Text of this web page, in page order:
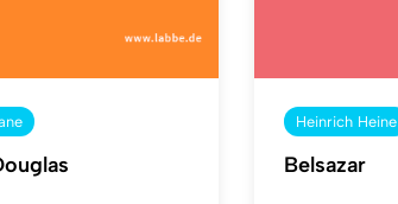
Heinrich Heine
Belsazar